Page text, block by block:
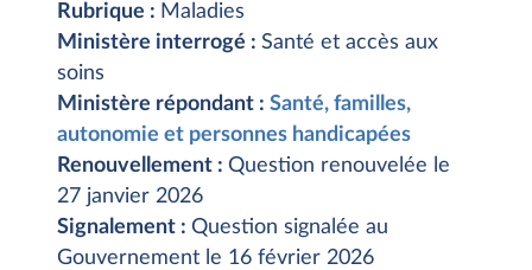
Rubrique : Maladies
Ministère interrogé : Santé et accès aux
soins
Ministère répondant : Santé, familles,
autonomie et personnes handicapées
Renouvellement : Question renouvelée le
27 janvier 2026
Signalement : Question signalée au
Gouvernement le 16 février 2026